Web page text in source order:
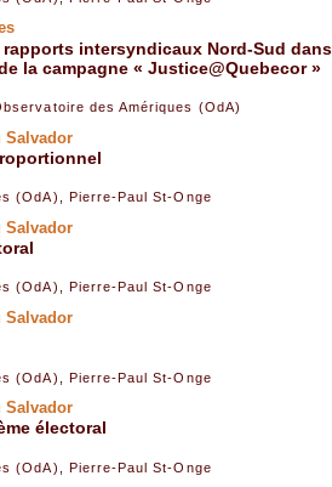
intersyndicaux Nord-Sud
la campagne « Justice@Quebecor »
des Amériques (OdA)
Salvador
(OdA)
Pierre-Paul St-Onge
Salvador
(OdA) , Pierre-Paul St-Onge
Salvador
(OdA)
Pierre-Paul St-Onge
Salvador
électoral
(OdA)
Pierre-Paul St-Onge